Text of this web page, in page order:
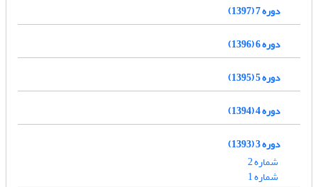
دوره 7 (1397)
دوره 6 (1396)
دوره 5 (1395)
دوره 4 (1394)
دوره 3 (1393)
شماره 2
شماره 1